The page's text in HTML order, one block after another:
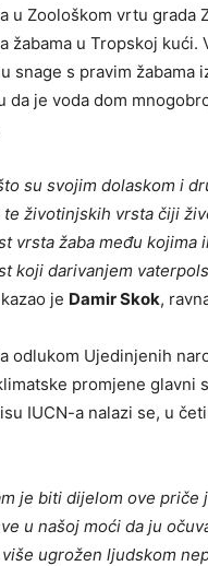
u Zoološkom vrtu
žabama u Tropskoj
snage s pravim žabama
da je voda dom
su svojim dolaskom i
životinjskih vrsta čiji
vrsta žaba među kojima
koji darivanjem
je Damir Skok,
odlukom Ujedinjenih
promjene glavni
IUCN-a nalazi se, u
je biti dijelom ove
u našoj moći da ju
ugrožen ljudskom